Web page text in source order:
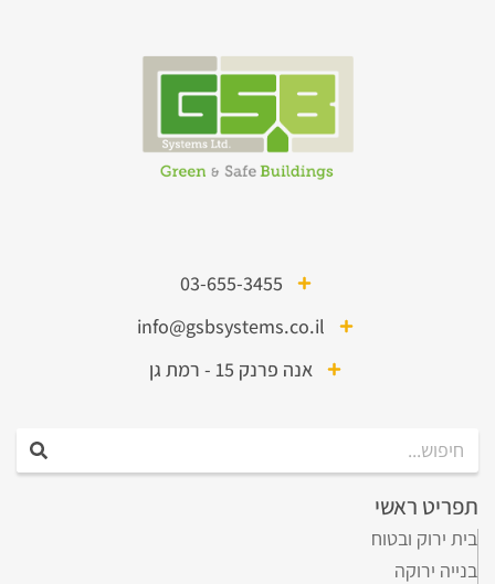
03-655-3455
info@gsbsystems.co.il
אנה פרנק 15 - רמת גן
תפריט ראשי
בית ירוק ובטוח
בנייה ירוקה